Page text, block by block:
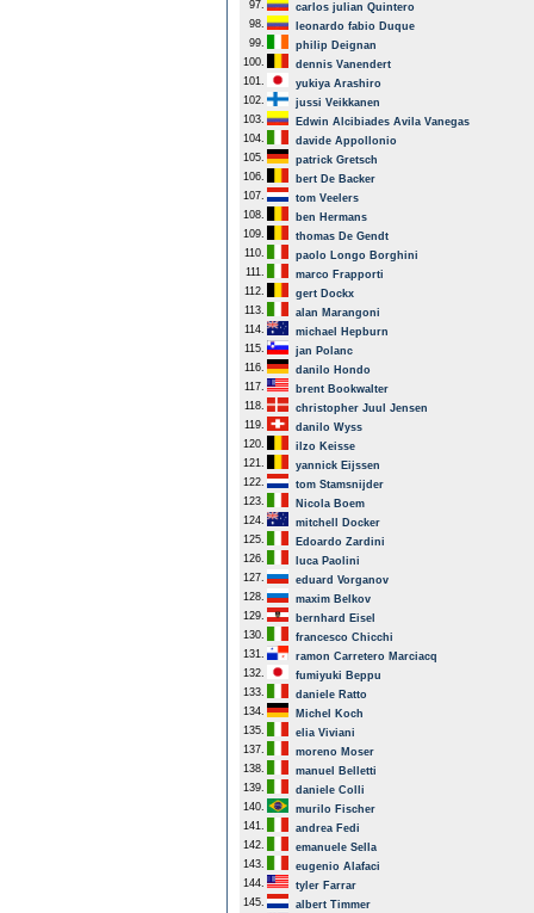
97.
carlos julian Quintero
98.
leonardo fabio Duque
99.
philip Deignan
100.
dennis Vanendert
101.
yukiya Arashiro
102.
jussi Veikkanen
103.
Edwin Alcibiades Avila Vanegas
104.
davide Appollonio
105.
patrick Gretsch
106.
bert De Backer
107.
tom Veelers
108.
ben Hermans
109.
thomas De Gendt
110.
paolo Longo Borghini
111.
marco Frapporti
112.
gert Dockx
113.
alan Marangoni
114.
michael Hepburn
115.
jan Polanc
116.
danilo Hondo
117.
brent Bookwalter
118.
christopher Juul Jensen
119.
danilo Wyss
120.
ilzo Keisse
121.
yannick Eijssen
122.
tom Stamsnijder
123.
Nicola Boem
124.
mitchell Docker
125.
Edoardo Zardini
126.
luca Paolini
127.
eduard Vorganov
128.
maxim Belkov
129.
bernhard Eisel
130.
francesco Chicchi
131.
ramon Carretero Marciacq
132.
fumiyuki Beppu
133.
daniele Ratto
134.
Michel Koch
135.
elia Viviani
137.
moreno Moser
138.
manuel Belletti
139.
daniele Colli
140.
murilo Fischer
141.
andrea Fedi
142.
emanuele Sella
143.
eugenio Alafaci
144.
tyler Farrar
145.
albert Timmer